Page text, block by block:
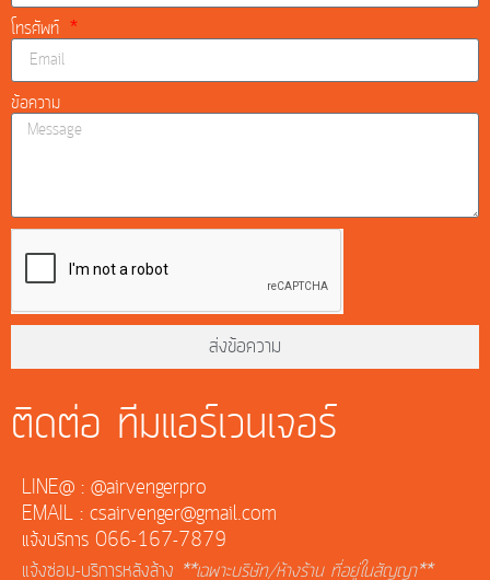
โทรศัพท์
ข้อความ
ส่งข้อความ
ติดต่อ ทีมแอร์เวนเจอร์
LINE@ : @airvengerpro
EMAIL : csairvenger@gmail.com
แจ้งบริการ 066-167-7879
แจ้งซ่อม-บริการหลังล้าง **เฉพาะบริษัท/ห้างร้าน ที่อยู่ในสัญญา**